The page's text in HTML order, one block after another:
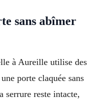
sans abîmer
à Aureille utilise des
porte claquée sans
serrure reste intacte,